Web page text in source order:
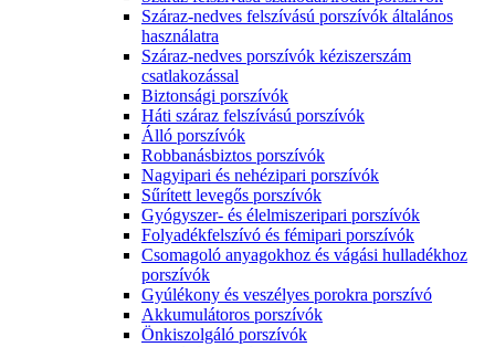
Száraz-nedves felszívású porszívók általános
használatra
Száraz-nedves porszívók kéziszerszám
csatlakozással
Biztonsági porszívók
Háti száraz felszívású porszívók
Álló porszívók
Robbanásbiztos porszívók
Nagyipari és nehézipari porszívók
Sűrített levegős porszívók
Gyógyszer- és élelmiszeripari porszívók
Folyadékfelszívó és fémipari porszívók
Csomagoló anyagokhoz és vágási hulladékhoz
porszívók
Gyúlékony és veszélyes porokra porszívó
Akkumulátoros porszívók
Önkiszolgáló porszívók